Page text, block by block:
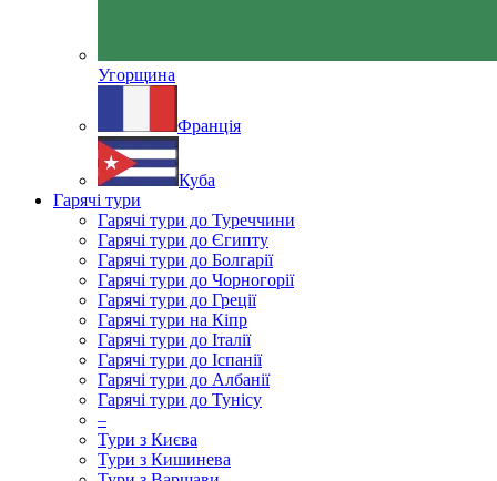
Угорщина
Франція
Куба
Гарячі тури
Гарячі тури до Туреччини
Гарячі тури до Єгипту
Гарячі тури до Болгарії
Гарячі тури до Чорногорії
Гарячі тури до Греції
Гарячі тури на Кіпр
Гарячі тури до Італії
Гарячі тури до Іспанії
Гарячі тури до Албанії
Гарячі тури до Тунісу
–
Тури з Києва
Тури з Кишинева